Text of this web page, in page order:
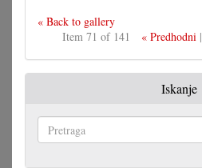
« Back to gallery
Item 71 of 141
« Predhodni|
Iskanje